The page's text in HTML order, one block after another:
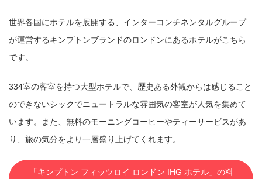
世界各国にホテルを展開する、インターコンチネンタルグループ
が運営するキンプトンブランドのロンドンにあるホテルがこちら
です。
334室の客室を持つ大型ホテルで、歴史ある外観からは感じること
のできないシックでニュートラルな雰囲気の客室が人気を集めて
います。また、無料のモーニングコーヒーやティーサービスがあ
り、旅の気分をより一層盛り上げてくれます。
「キンプトン フィッツロイ ロンドン IHG ホテル」の料